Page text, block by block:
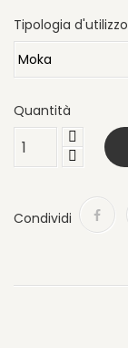
Tipologia d'utilizzo
Quantità
Condividi